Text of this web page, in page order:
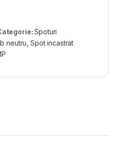
Spoturi
neutru ,Spot incastrat